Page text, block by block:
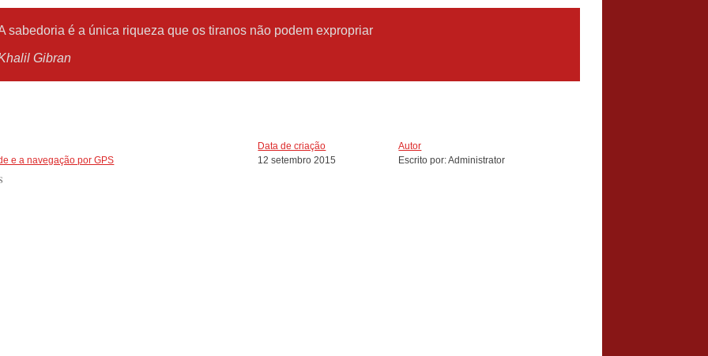
sabedoria é a única riqueza que os tiranos não podem expropriar
Gibran
Data de criação
Autor
e a navegação por GPS
12 setembro 2015 Escrito por: Administrator